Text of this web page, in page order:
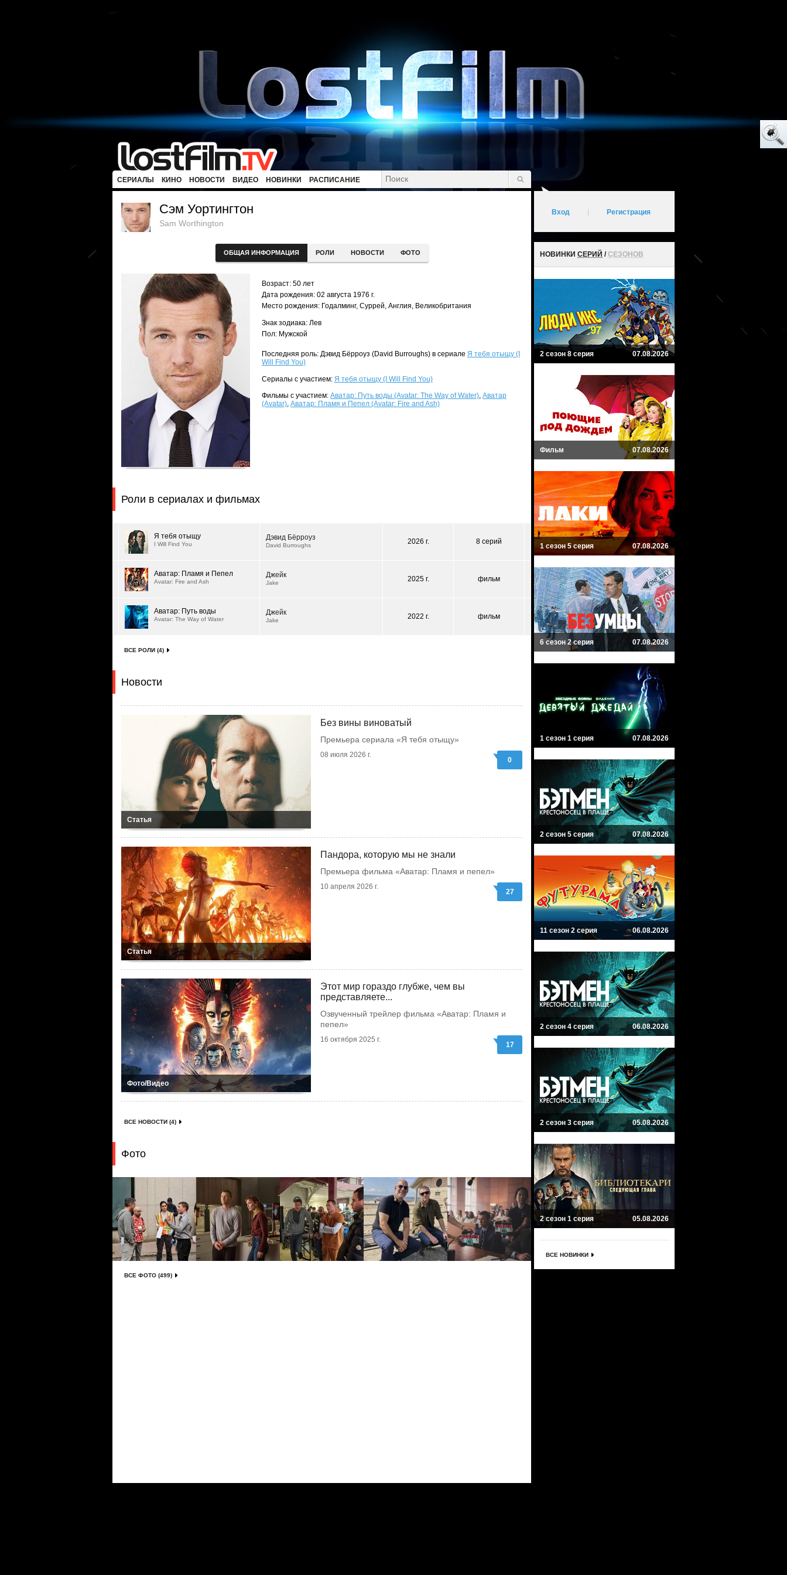
СЕРИАЛЫ КИНО НОВОСТИ ВИДЕО НОВИНКИ РАСПИСАНИЕ
Сэм Уортингтон
Sam Worthington
ОБЩАЯ ИНФОРМАЦИЯ РОЛИ НОВОСТИ ФОТО
Возраст: 50 лет
Дата рождения: 02 августа 1976 г.
Место рождения: Годалминг, Суррей, Англия, Великобритания
Знак зодиака: Лев
Пол: Мужской
Последняя роль: Дэвид Бёрроуз (David Burroughs) в сериале Я тебя отыщу (I
Will Find You)
Сериалы с участием: Я тебя отыщу (I Will Find You)
Фильмы с участием: Аватар: Путь воды (Avatar: The Way of Water), Аватар
(Avatar), Аватар: Пламя и Пепел (Avatar: Fire and Ash)
Роли в сериалах и фильмах
Я тебя отыщу
I Will Find You
Дэвид Бёрроуз
David Burroughs 2026 г. 8 серий
Аватар: Пламя и Пепел
Avatar: Fire and Ash
Джейк
Jake 2025 г. фильм
Аватар: Путь воды
Avatar: The Way of Water
Джейк
Jake 2022 г. фильм
ВСЕ РОЛИ (4)
Новости
Статья
Без вины виноватый
Премьера сериала «Я тебя отыщу»
08 июля 2026 г.
0
Статья
Пандора, которую мы не знали
Премьера фильма «Аватар: Пламя и пепел»
10 апреля 2026 г.
27
Фото/Видео
Этот мир гораздо глубже, чем вы
представляете...
Озвученный трейлер фильма «Аватар: Пламя и
пепел»
16 октября 2025 г.
17
ВСЕ НОВОСТИ (4)
Фото
ВСЕ ФОТО (499)
Вход Регистрация
НОВИНКИ СЕРИЙ /СЕЗОНОВ
2 сезон 8 серия 07.08.2026
Фильм 07.08.2026
1 сезон 5 серия 07.08.2026
6 сезон 2 серия 07.08.2026
1 сезон 1 серия 07.08.2026
2 сезон 5 серия 07.08.2026
11 сезон 2 серия 06.08.2026
2 сезон 4 серия 06.08.2026
2 сезон 3 серия 05.08.2026
2 сезон 1 серия 05.08.2026
ВСЕ НОВИНКИ